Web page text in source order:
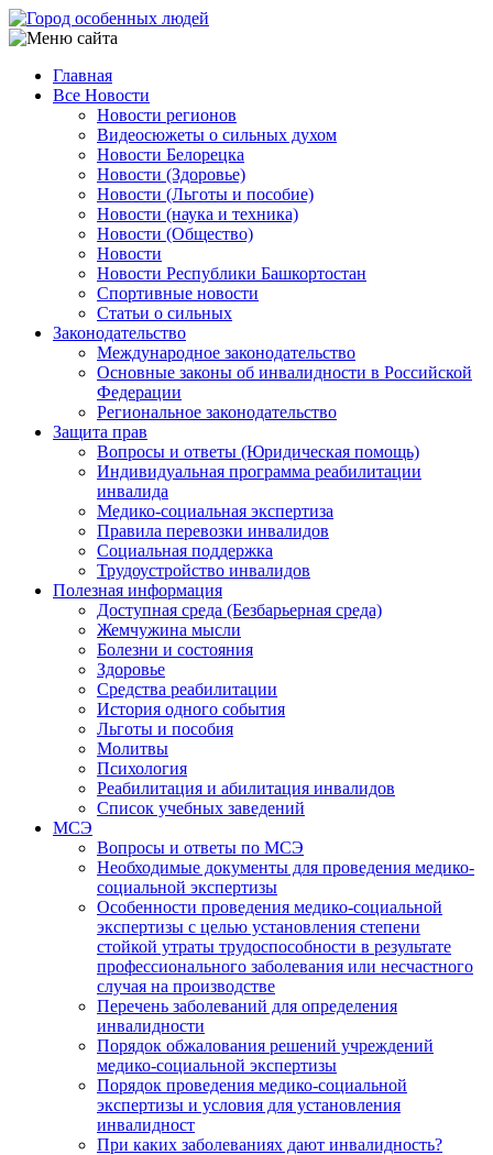
Перейти
к
содержанию
Main
navigation
Главная
Все Новости
Новости регионов
Видеосюжеты о сильных духом
Новости Белорецка
Новости (Здоровье)
Новости (Льготы и пособие)
Новости (наука и техника)
Новости (Общество)
Новости
Новости Республики Башкортостан
Спортивные новости
Статьи о сильных
Законодательство
Международное законодательство
Основные законы об инвалидности в Российской
Федерации
Региональное законодательство
Защита прав
Вопросы и ответы (Юридическая помощь)
Индивидуальная программа реабилитации
инвалида
Медико-социальная экспертиза
Правила перевозки инвалидов
Социальная поддержка
Трудоустройство инвалидов
Полезная информация
Доступная среда (Безбарьерная среда)
Жемчужина мысли
Болезни и состояния
Здоровье
Средства реабилитации
История одного события
Льготы и пособия
Молитвы
Психология
Реабилитация и абилитация инвалидов
Список учебных заведений
МСЭ
Вопросы и ответы по МСЭ
Необходимые документы для проведения медико-
социальной экспертизы
Особенности проведения медико-социальной
экспертизы с целью установления степени
стойкой утраты трудоспособности в результате
профессионального заболевания или несчастного
случая на производстве
Перечень заболеваний для определения
инвалидности
Порядок обжалования решений учреждений
медико-социальной экспертизы
Порядок проведения медико-социальной
экспертизы и условия для установления
инвалидност
При каких заболеваниях дают инвалидность?